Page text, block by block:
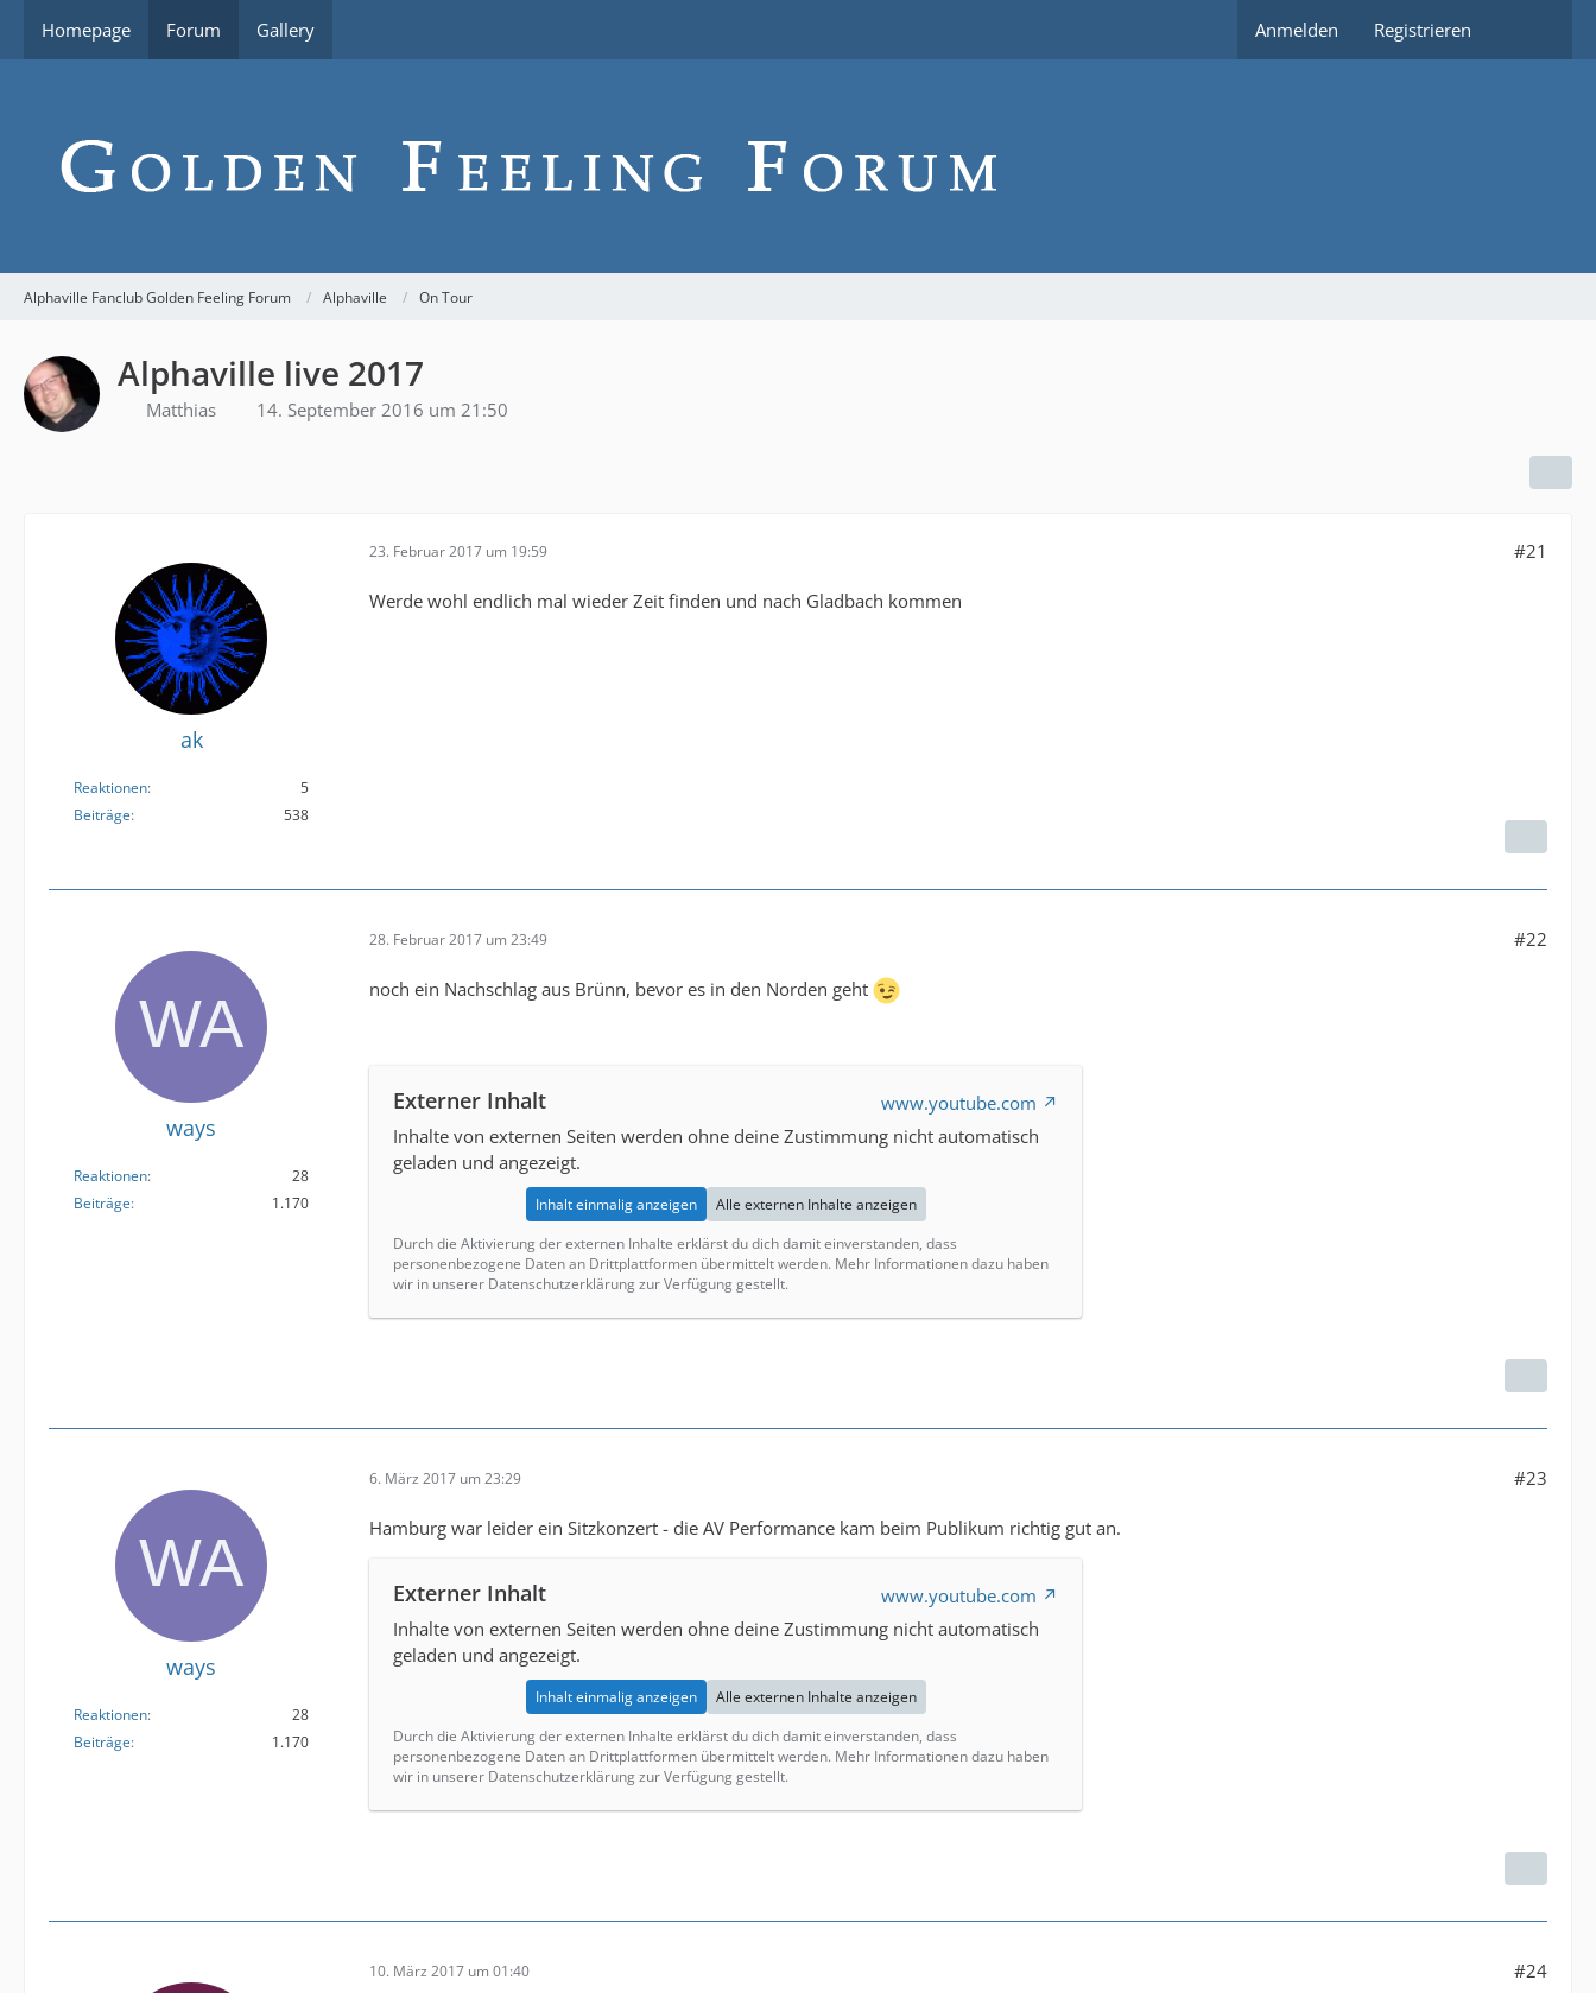
Homepage Forum Gallery Anmelden Registrieren
Alphaville Fanclub Golden Feeling Forum Alphaville On Tour
Alphaville live 2017
Matthias 14. September 2016 um 21:50
ak
Reaktionen
5
Beiträge
538
23. Februar 2017 um 19:59 #21
Werde wohl endlich mal wieder Zeit finden und nach Gladbach kommen
ways
Reaktionen
28
Beiträge
1.170
28. Februar 2017 um 23:49 #22
noch ein Nachschlag aus Brünn, bevor es in den Norden geht
Externer Inhalt
www.youtube.com
Inhalte von externen Seiten werden ohne deine Zustimmung nicht automatisch
geladen und angezeigt.
Inhalt einmalig anzeigen
Alle externen Inhalte anzeigen
Durch die Aktivierung der externen Inhalte erklärst du dich damit einverstanden, dass
personenbezogene Daten an Drittplattformen übermittelt werden. Mehr Informationen dazu haben
wir in unserer Datenschutzerklärung zur Verfügung gestellt.
ways
Reaktionen
28
Beiträge
1.170
6. März 2017 um 23:29 #23
Hamburg war leider ein Sitzkonzert - die AV Performance kam beim Publikum richtig gut an.
Externer Inhalt
www.youtube.com
Inhalte von externen Seiten werden ohne deine Zustimmung nicht automatisch
geladen und angezeigt.
Inhalt einmalig anzeigen
Alle externen Inhalte anzeigen
Durch die Aktivierung der externen Inhalte erklärst du dich damit einverstanden, dass
personenbezogene Daten an Drittplattformen übermittelt werden. Mehr Informationen dazu haben
wir in unserer Datenschutzerklärung zur Verfügung gestellt.
10. März 2017 um 01:40 #24